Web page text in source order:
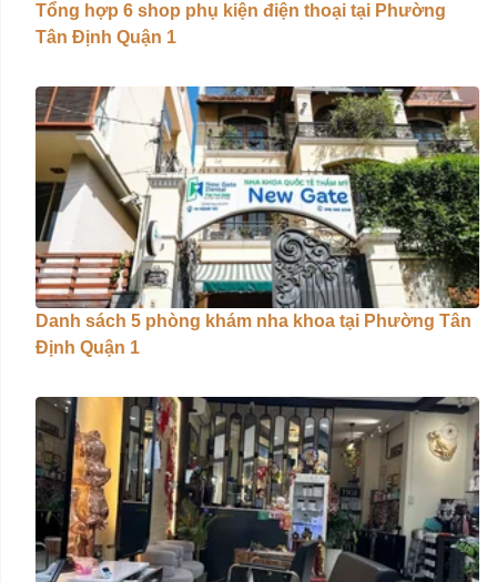
Tổng hợp 6 shop phụ kiện điện thoại tại Phường
Tân Định Quận 1
Danh sách 5 phòng khám nha khoa tại Phường Tân
Định Quận 1